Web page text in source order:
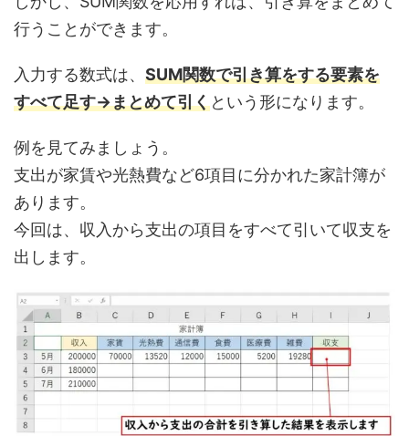
行うことができます。
入力する数式は、 SUM関数で引き算をする要素を
すべて足す→まとめて引くという形になります。
例を見てみましょう。
支出が家賃や光熱費など6項目に分かれた家計簿が
あります。
今回は、収入から支出の項目をすべて引いて収支を
出します。